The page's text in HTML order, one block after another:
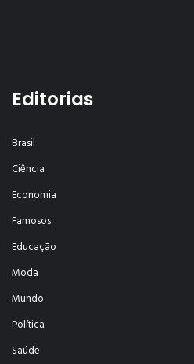
Editorias
Brasil
Ciência
Economia
Famosos
Educação
Moda
Mundo
Política
Saúde